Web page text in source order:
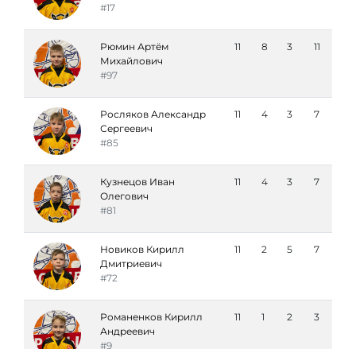
#17
Рюмин Артём
Михайлович
#97
11 8 3 11
Росляков Александр
Сергеевич
#85
11 4 3 7
Кузнецов Иван
Олегович
#81
11 4 3 7
Новиков Кирилл
Дмитриевич
#72
11 2 5 7
Романенков Кирилл
Андреевич
#9
11 1 2 3